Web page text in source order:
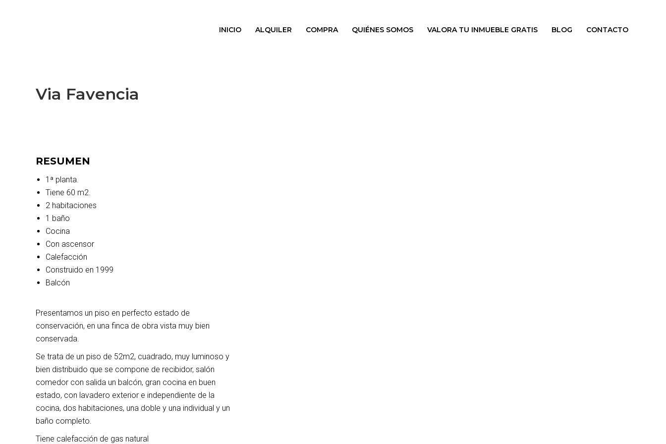
INICIO ALQUILER COMPRA QUIÉNES SOMOS VALORA TU INMUEBLE GRATIS BLOG CONTACTO
Via Favencia
RESUMEN
1ª planta.
Tiene 60 m2.
2 habitaciones
1 baño
Cocina
Con ascensor
Calefacción
Construido en 1999
Balcón
Presentamos un piso en perfecto estado de
conservación, en una finca de obra vista muy bien
conservada.
Se trata de un piso de 52m2, cuadrado, muy luminoso y
bien distribuido que se compone de recibidor, salón
comedor con salida un balcón, gran cocina en buen
estado, con lavadero exterior e independiente de la
cocina, dos habitaciones, una doble y una individual y un
baño completo.
Tiene calefacción de gas natural